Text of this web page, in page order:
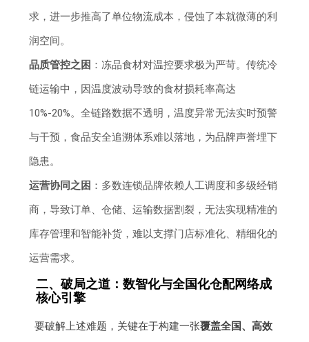
求，进一步推高了单位物流成本，侵蚀了本就微薄的利
润空间。
品质管控之困 ：冻品食材对温控要求极为严苛。传统冷
链运输中，因温度波动导致的食材损耗率高达
10%-20%。全链路数据不透明，温度异常无法实时预警
与干预，食品安全追溯体系难以落地，为品牌声誉埋下
隐患。
运营协同之困 ：多数连锁品牌依赖人工调度和多级经销
商，导致订单、仓储、运输数据割裂，无法实现精准的
库存管理和智能补货，难以支撑门店标准化、精细化的
运营需求。
二、破局之道：数智化与全国化仓配网络成
核心引擎
要破解上述难题，关键在于构建一张覆盖全国、高效